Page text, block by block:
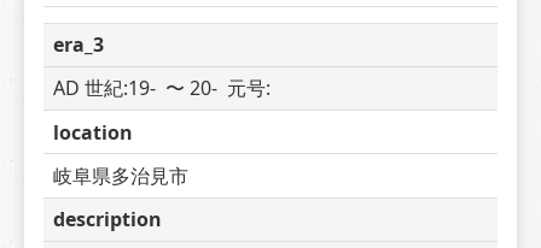
era_3
AD 世紀:19-  〜 20-  元号:
location
岐阜県多治見市
description